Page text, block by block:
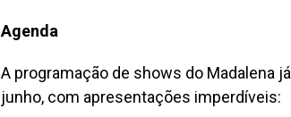
Agenda
A programação de shows do Madalena
junho, com apresentações imperdíveis: